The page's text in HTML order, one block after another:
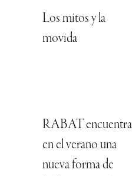
Los mitos y la
movida
RABAT encuentra
en el verano una
nueva forma de